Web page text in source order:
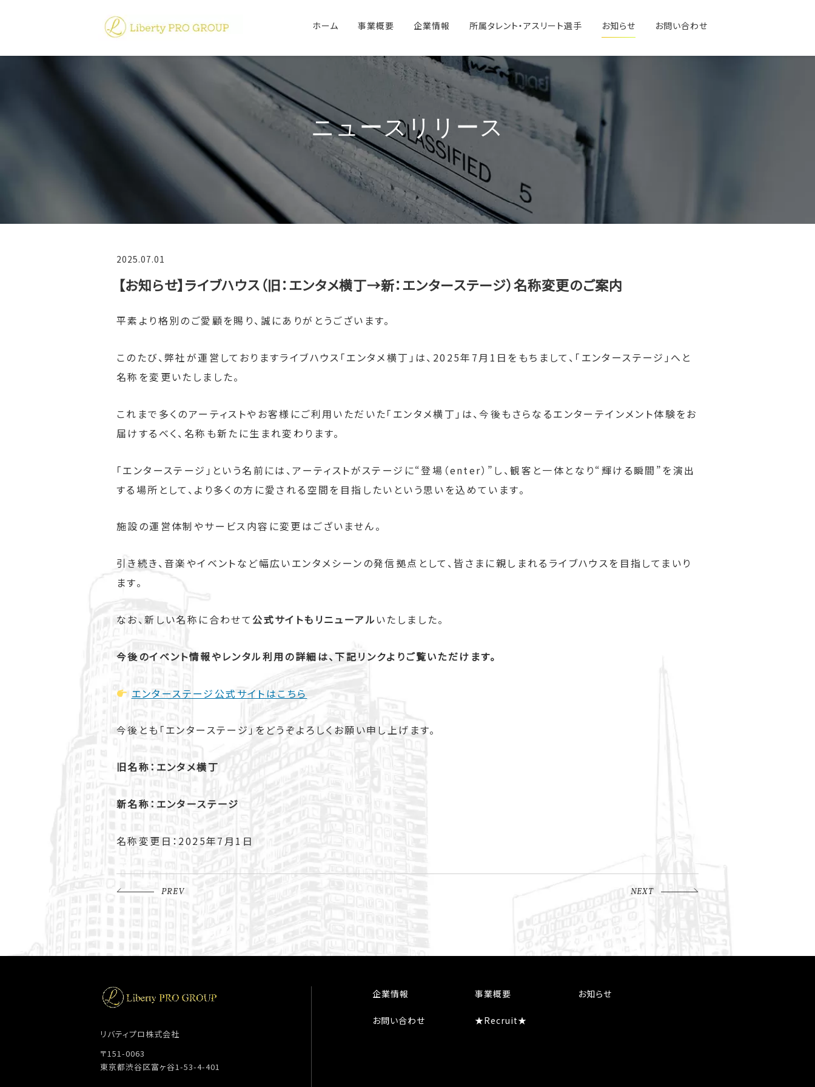
ホーム 事業概要 企業情報 所属タレント・アスリート選手 お知らせ お問い合わせ
ニュースリリース
2025.07.01
【お知らせ】ライブハウス（旧：エンタメ横丁→新：エンターステージ）名称変更のご案内
平素より格別のご愛顧を賜り、誠にありがとうございます。
このたび、弊社が運営しておりますライブハウス「エンタメ横丁」は、2025年7月1日をもちまして、「エンターステージ」へと
名称を変更いたしました。
これまで多くのアーティストやお客様にご利用いただいた「エンタメ横丁」は、今後もさらなるエンターテインメント体験をお
届けするべく、名称も新たに生まれ変わります。
「エンターステージ」という名前には、アーティストがステージに“登場（enter）”し、観客と一体となり“輝ける瞬間”を演出
する場所として、より多くの方に愛される空間を目指したいという思いを込めています。
施設の運営体制やサービス内容に変更はございません。
引き続き、音楽やイベントなど幅広いエンタメシーンの発信拠点として、皆さまに親しまれるライブハウスを目指してまいり
ます。
なお、新しい名称に合わせて公式サイトもリニューアル いたしました。
今後のイベント情報やレンタル利用の詳細は、下記リンクよりご覧いただけます。
エンターステージ公式サイトはこちら
今後とも「エンターステージ」をどうぞよろしくお願い申し上げます。
旧名称：エンタメ横丁
新名称：エンターステージ
名称変更日：2025年7月1日
NEXT
PREV
リバティプロ株式会社
〒151-0063
東京都渋谷区富ヶ谷1-53-4-401
企業情報 事業概要 お知らせ
お問い合わせ ★Recruit★